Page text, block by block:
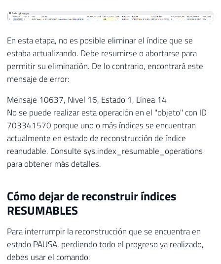
En esta etapa, no es posible eliminar el índice que se
estaba actualizando. Debe resumirse o abortarse para
permitir su eliminación. De lo contrario, encontrará este
mensaje de error:
Mensaje 10637, Nivel 16, Estado 1, Línea 14
No se puede realizar esta operación en el "objeto" con ID
703341570 porque uno o más índices se encuentran
actualmente en estado de reconstrucción de índice
reanudable. Consulte sys.index_resumable_operations
para obtener más detalles.
Cómo dejar de reconstruir índices
RESUMABLES
Para interrumpir la reconstrucción que se encuentra en
estado PAUSA, perdiendo todo el progreso ya realizado,
debes usar el comando: